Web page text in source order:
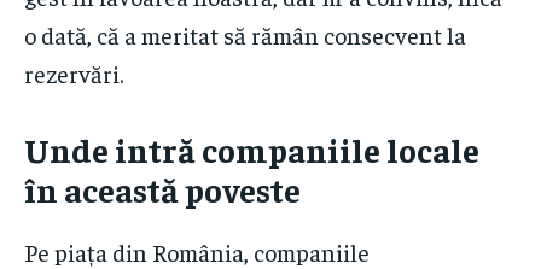
o dată, că a meritat să rămân consecvent la
rezervări.
Unde intră companiile locale
în această poveste
Pe piața din România, companiile